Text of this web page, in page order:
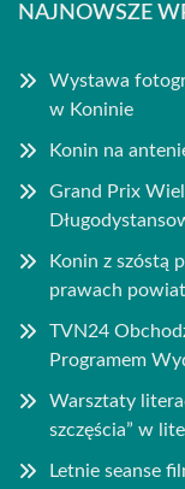
NAJNOWSZE
Wystawa
w Koninie
Konin na
Grand Prix
Konin z szóstą
prawach
TVN24
Programem
Warsztaty
szczęścia” w
Letnie seanse